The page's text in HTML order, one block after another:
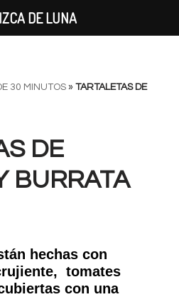
30 MINUTOS » TARTALETAS DE
DE
BURRATA
hechas con
tomates
con una
DE LUNA